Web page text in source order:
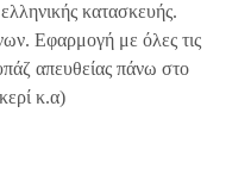
κατασκευής.
Εφαρμογή με όλες τις
απευθείας πάνω στο
κ.α)